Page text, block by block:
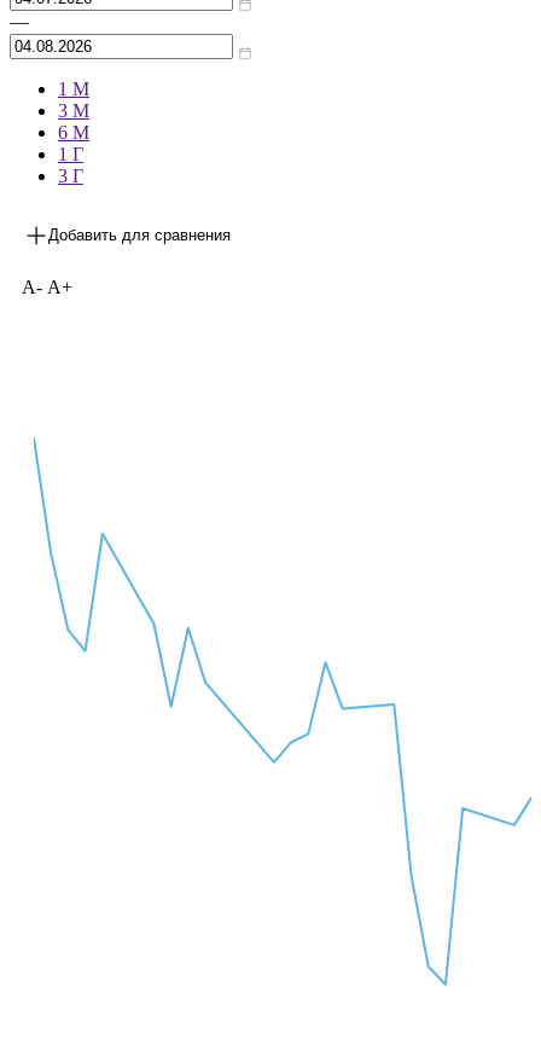
—
1 М
3 М
6 М
1 Г
3 Г
Добавить для сравнения